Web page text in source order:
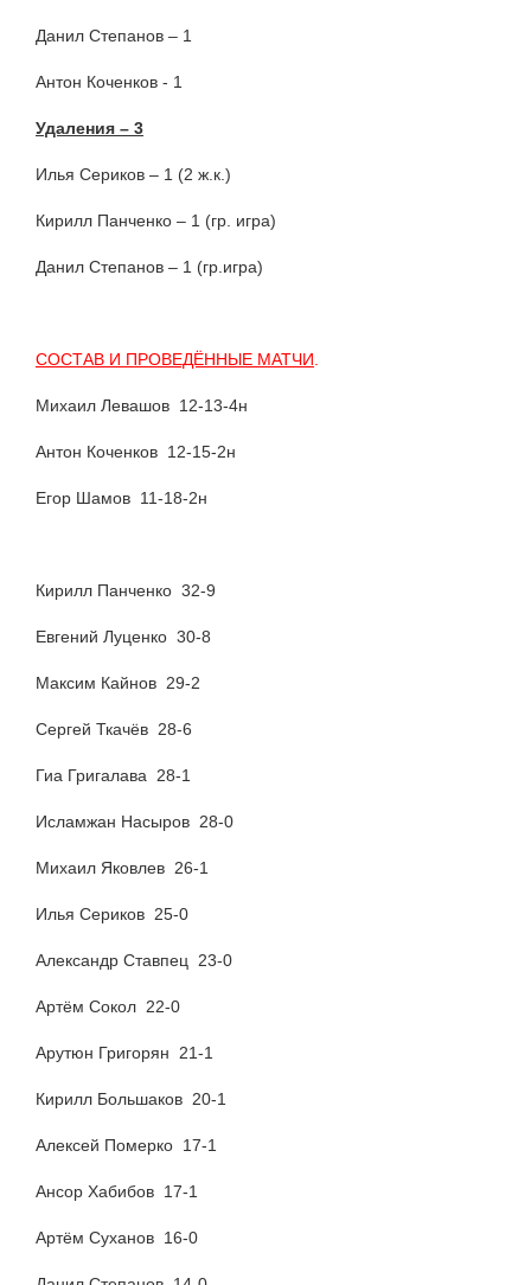
Данил Степанов – 1
Антон Коченков - 1
Удаления – 3
Илья Сериков – 1 (2 ж.к.)
Кирилл Панченко – 1 (гр. игра)
Данил Степанов – 1 (гр.игра)
СОСТАВ И ПРОВЕДЁННЫЕ МАТЧИ
Михаил Левашов 12-13-4н
Антон Коченков 12-15-2н
Егор Шамов 11-18-2н
Кирилл Панченко 32-9
Евгений Луценко 30-8
Максим Кайнов 29-2
Сергей Ткачёв 28-6
Гиа Григалава 28-1
Исламжан Насыров 28-0
Михаил Яковлев 26-1
Илья Сериков 25-0
Александр Ставпец 23-0
Артём Сокол 22-0
Арутюн Григорян 21-1
Кирилл Большаков 20-1
Алексей Померко 17-1
Ансор Хабибов 17-1
Артём Суханов 16-0